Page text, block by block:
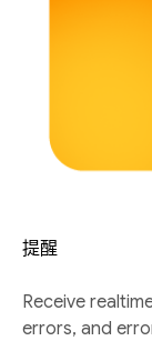
提醒
Receive
errors, and